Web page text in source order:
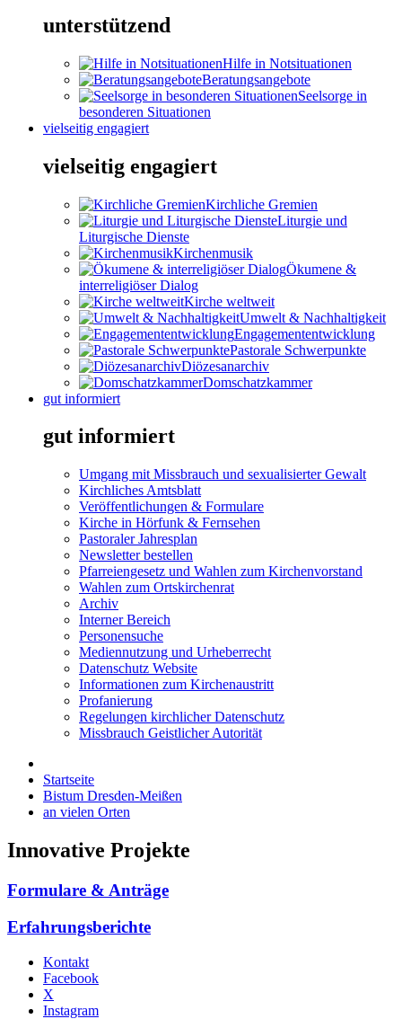
unterstützend
Hilfe in Notsituationen
Beratungsangebote
Seelsorge in
besonderen Situationen
vielseitig engagiert
vielseitig engagiert
Kirchliche Gremien
Liturgie und
Liturgische Dienste
Kirchenmusik
Ökumene &
interreligiöser Dialog
Kirche weltweit
Umwelt & Nachhaltigkeit
Engagemententwicklung
Pastorale Schwerpunkte
Diözesanarchiv
Domschatzkammer
gut informiert
gut informiert
Umgang mit Missbrauch und sexualisierter Gewalt
Kirchliches Amtsblatt
Veröffentlichungen & Formulare
Kirche in Hörfunk & Fernsehen
Pastoraler Jahresplan
Newsletter bestellen
Pfarreiengesetz und Wahlen zum Kirchenvorstand
Wahlen zum Ortskirchenrat
Archiv
Interner Bereich
Personensuche
Mediennutzung und Urheberrecht
Datenschutz Website
Informationen zum Kirchenaustritt
Profanierung
Regelungen kirchlicher Datenschutz
Missbrauch Geistlicher Autorität
Startseite
Bistum Dresden-Meißen
an vielen Orten
Innovative Projekte
Formulare & Anträge
Erfahrungsberichte
Kontakt
Facebook
X
Instagram